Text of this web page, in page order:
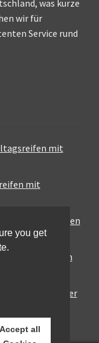
was kurze
wir für
Service rund
mit
mit
Touring-Reifen
für den urbanen
Optik mit solider
you get
Accept all